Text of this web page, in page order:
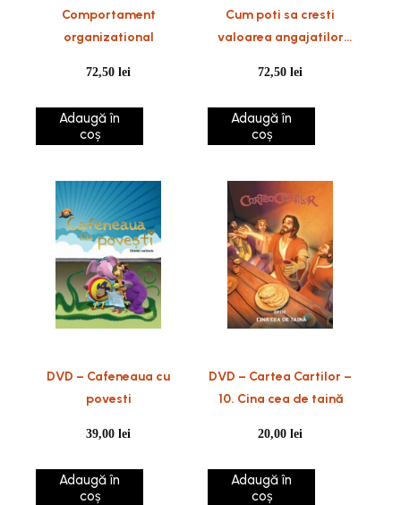
Comportament
organizational
72,50lei
Adaugă în
coș
Cum poti sa cresti
valoarea angajatilor
72,50lei
Adaugă în
coș
DVD – Cafeneaua cu
povesti
39,00lei
Adaugă în
coș
DVD – Cartea Cartilor –
10. Cina cea de taină
20,00lei
Adaugă în
coș